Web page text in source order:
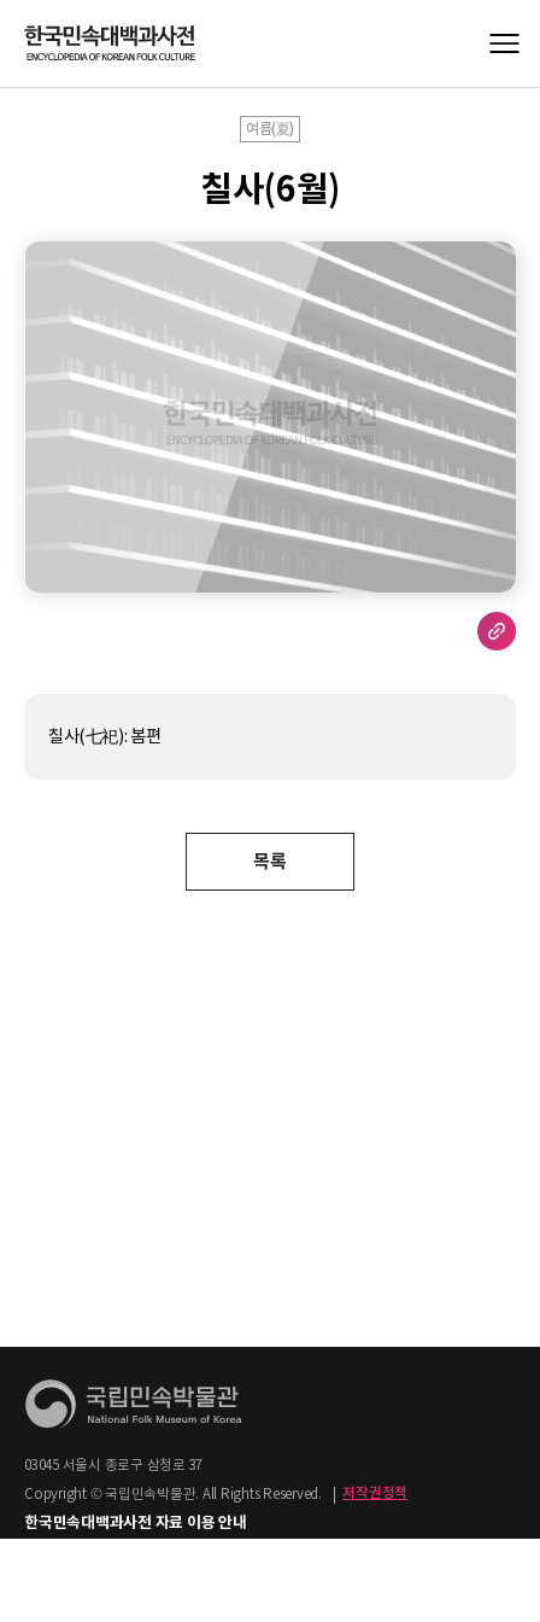
여름(夏)
칠사(6월)
칠사(七祀): 봄편
목록
03045 서울시 종로구 삼청로 37
Copyright © 국립민속박물관. All Rights Reserved.
저작권정책
한국민속대백과사전 자료 이용 안내